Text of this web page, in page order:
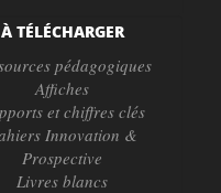
À TÉLÉCHARGER
pédagogiques
Affiches
et chiffres clés
Innovation &
Prospective
Livres blancs